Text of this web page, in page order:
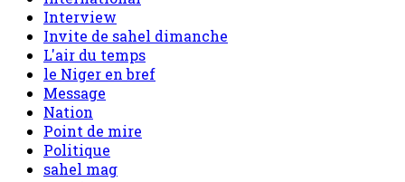
Interview
Invite de sahel dimanche
L'air du temps
le Niger en bref
Message
Nation
Point de mire
Politique
sahel mag